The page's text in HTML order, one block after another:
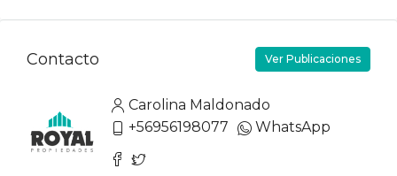
Contacto Ver Publicaciones
Carolina Maldonado
+56956198077
WhatsApp